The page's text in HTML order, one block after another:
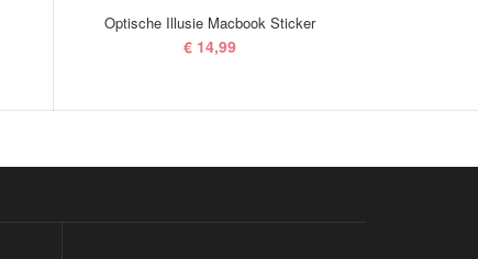
Optische Illusie Macbook Sticker
€ 14,99